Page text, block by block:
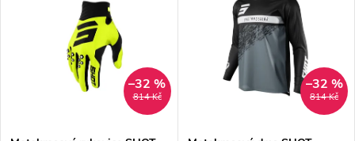
814 Kč
–32 %
814 Kč
–32 %